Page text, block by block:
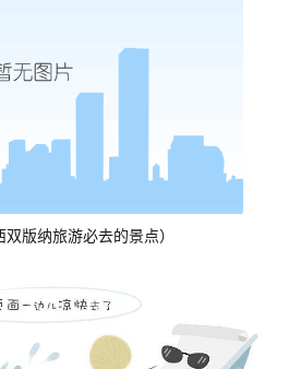
版纳旅游必去的景点）